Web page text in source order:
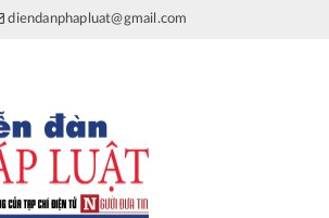
diendanphapluat@gmail.com